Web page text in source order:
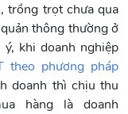
trồng trọt chưa qua
thông thường ở
khi doanh nghiệp
theo phương pháp
doanh thì chịu thu
hàng là doanh